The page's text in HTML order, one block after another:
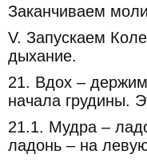
Заканчиваем
V. Запускаем
дыхание.
21. Вдох –
начала грудины.
21.1. Мудра –
ладонь – на